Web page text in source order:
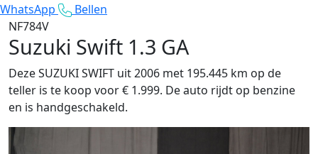
WhatsApp
Bellen
NF784V
Suzuki Swift 1.3 GA
Deze SUZUKI SWIFT uit 2006 met 195.445 km op de
teller is te koop voor € 1.999. De auto rijdt op benzine
en is handgeschakeld.